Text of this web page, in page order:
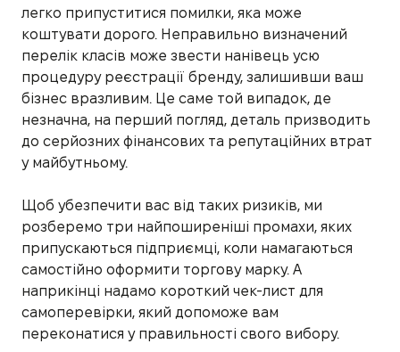
легко припуститися помилки, яка може
коштувати дорого. Неправильно визначений
перелік класів може звести нанівець усю
процедуру реєстрації бренду, залишивши ваш
бізнес вразливим. Це саме той випадок, де
незначна, на перший погляд, деталь призводить
до серйозних фінансових та репутаційних втрат
у майбутньому.
Щоб убезпечити вас від таких ризиків, ми
розберемо три найпоширеніші промахи, яких
припускаються підприємці, коли намагаються
самостійно оформити торгову марку. А
наприкінці надамо короткий чек-лист для
самоперевірки, який допоможе вам
переконатися у правильності свого вибору.